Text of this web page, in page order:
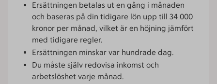
Ersättningen betalas ut en gång i månaden
och baseras på din tidigare lön upp till 34 000
kronor per månad, vilket är en höjning jämfört
med tidigare regler.
Ersättningen minskar var hundrade dag.
Du måste själv redovisa inkomst och
arbetslöshet varje månad.